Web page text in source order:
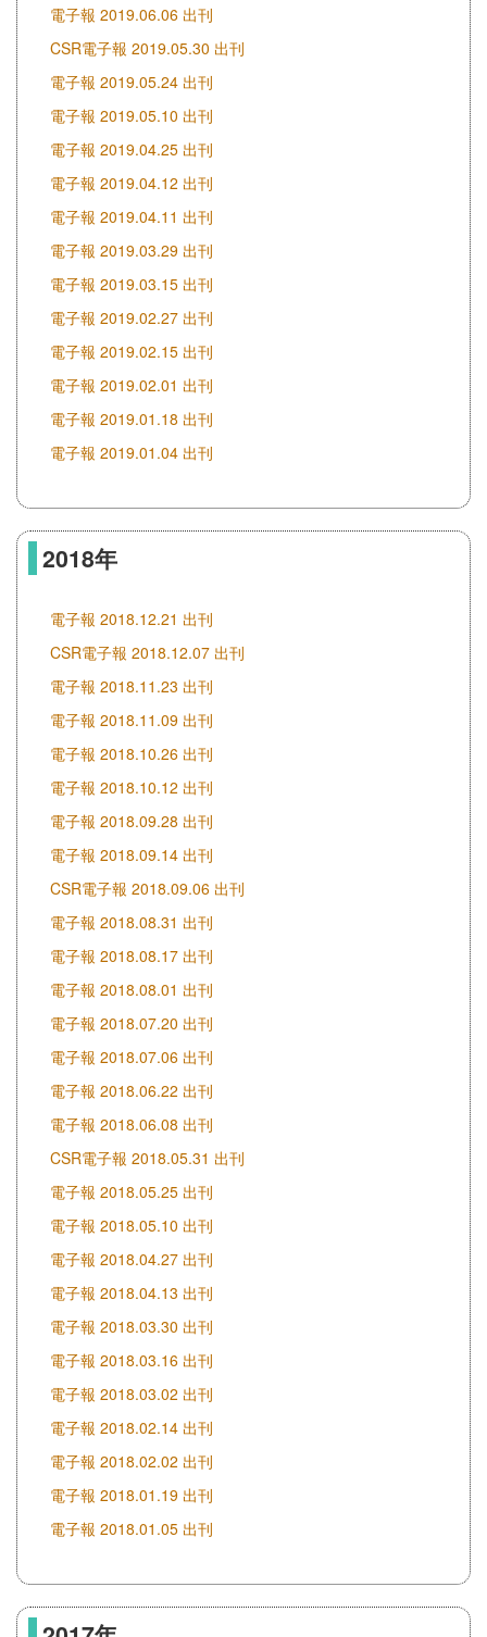
電子報 2019.06.06 出刊
CSR電子報 2019.05.30 出刊
電子報 2019.05.24 出刊
電子報 2019.05.10 出刊
電子報 2019.04.25 出刊
電子報 2019.04.12 出刊
電子報 2019.04.11 出刊
電子報 2019.03.29 出刊
電子報 2019.03.15 出刊
電子報 2019.02.27 出刊
電子報 2019.02.15 出刊
電子報 2019.02.01 出刊
電子報 2019.01.18 出刊
電子報 2019.01.04 出刊
2018年
電子報 2018.12.21 出刊
CSR電子報 2018.12.07 出刊
電子報 2018.11.23 出刊
電子報 2018.11.09 出刊
電子報 2018.10.26 出刊
電子報 2018.10.12 出刊
電子報 2018.09.28 出刊
電子報 2018.09.14 出刊
CSR電子報 2018.09.06 出刊
電子報 2018.08.31 出刊
電子報 2018.08.17 出刊
電子報 2018.08.01 出刊
電子報 2018.07.20 出刊
電子報 2018.07.06 出刊
電子報 2018.06.22 出刊
電子報 2018.06.08 出刊
CSR電子報 2018.05.31 出刊
電子報 2018.05.25 出刊
電子報 2018.05.10 出刊
電子報 2018.04.27 出刊
電子報 2018.04.13 出刊
電子報 2018.03.30 出刊
電子報 2018.03.16 出刊
電子報 2018.03.02 出刊
電子報 2018.02.14 出刊
電子報 2018.02.02 出刊
電子報 2018.01.19 出刊
電子報 2018.01.05 出刊